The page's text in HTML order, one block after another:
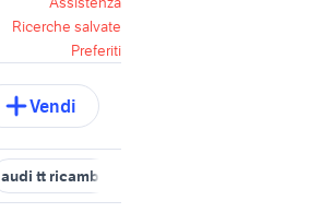
Ricerche salvate
Preferiti
Vendi
audi tt ricambi accessori auto